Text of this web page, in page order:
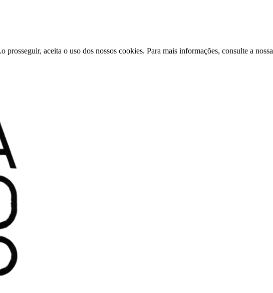
aceita o uso dos nossos cookies. Para mais informações, consulte a nossa